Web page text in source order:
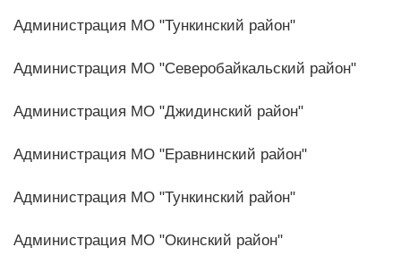
Администрация МО "Тункинский район"
Администрация МО "Северобайкальский район"
Администрация МО "Джидинский район"
Администрация МО "Еравнинский район"
Администрация МО "Тункинский район"
Администрация МО "Окинский район"